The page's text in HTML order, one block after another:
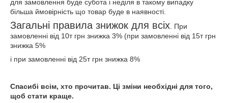
для замовлення буде субота і неділя в такому випадку
більша ймовірність що товар буде в наявності.
Загальні правила знижок для всіх . При
замовленні від 10т грн знижка 3% (при замовленні від 15т грн
знижка 5%
і при замовленні від 25т грн знижка 8%
Спасибі всім, хто прочитав. Ці зміни необхідні для того,
щоб стати краще.